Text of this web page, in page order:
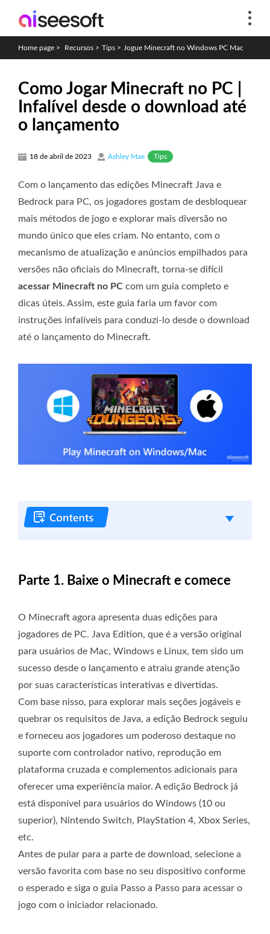
Home page > Recursos > Tips > Jogue Minecraft no Windows PC Mac
Como Jogar Minecraft no PC |
Infalível desde o download até
o lançamento
18 de abril de 2023 Ashley Mae Tips
Com o lançamento das edições Minecraft Java e
Bedrock para PC, os jogadores gostam de desbloquear
mais métodos de jogo e explorar mais diversão no
mundo único que eles criam. No entanto, com o
mecanismo de atualização e anúncios empilhados para
versões não oficiais do Minecraft, torna-se difícil
acessar Minecraft no PC com um guia completo e
dicas úteis. Assim, este guia faria um favor com
instruções infalíveis para conduzi-lo desde o download
até o lançamento do Minecraft.
Parte 1. Baixe o Minecraft e comece
O Minecraft agora apresenta duas edições para
jogadores de PC. Java Edition, que é a versão original
para usuários de Mac, Windows e Linux, tem sido um
sucesso desde o lançamento e atraiu grande atenção
por suas características interativas e divertidas.
Com base nisso, para explorar mais seções jogáveis ​​e
quebrar os requisitos de Java, a edição Bedrock seguiu
e forneceu aos jogadores um poderoso destaque no
suporte com controlador nativo, reprodução em
plataforma cruzada e complementos adicionais para
oferecer uma experiência maior. A edição Bedrock já
está disponível para usuários do Windows (10 ou
superior), Nintendo Switch, PlayStation 4, Xbox Series,
etc.
Antes de pular para a parte de download, selecione a
versão favorita com base no seu dispositivo conforme
o esperado e siga o guia Passo a Passo para acessar o
jogo com o iniciador relacionado.